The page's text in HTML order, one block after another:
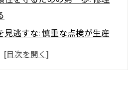
見逃すな: 慎重な点検が生産
ための具体的な修理手法と